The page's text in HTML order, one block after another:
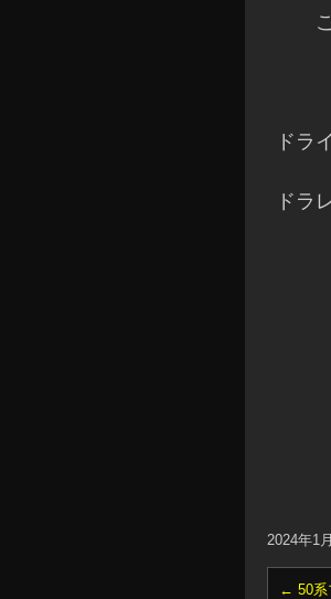
ドラ
ドラ
2024年1
← 50